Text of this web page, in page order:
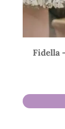
Fidella